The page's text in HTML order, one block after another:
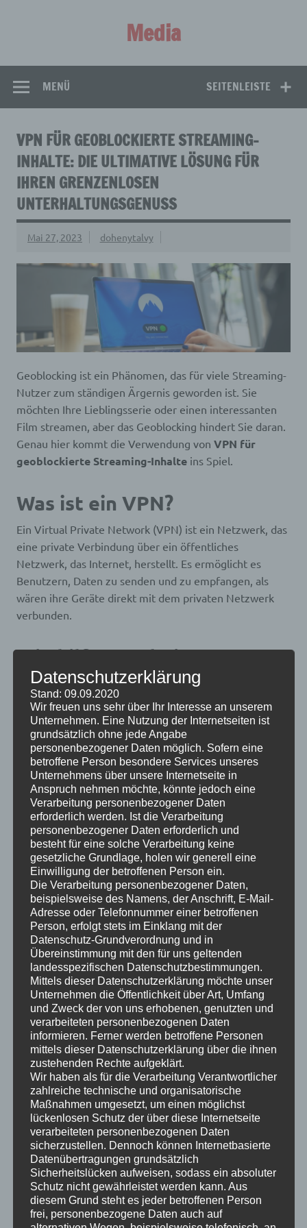
Media
SEITENLEISTE
MENÜ
VPN FÜR GEOBLOCKIERTE STREAMING-
INHALTE: DIE ULTIMATIVE LÖSUNG FÜR
IHREN GRENZENLOSEN
UNTERHALTUNGSGENUSS
Mai 27, 2023 dohenytalvy
Geoblocking ist ein Phänomen, das für viele Streaming-
Nutzer zum ständigen Ärgernis geworden ist. Sie
möchten Ihre Lieblingsserie oder einen interessanten
Film streamen, aber das Geoblocking hindert Sie daran.
Genau hier kommt die Verwendung von VPN für
geoblockierte Streaming-Inhalte ins Spiel.
Was ist ein VPN?
Ein Virtual Private Network (VPN) ist ein Netzwerk, das
eine private Verbindung über ein öffentliches
Netzwerk, das Internet, herstellt. Es ermöglicht es
Benutzern, Daten zu senden und zu empfangen, als
wären ihre Geräte direkt mit dem privaten Netzwerk
verbunden.
Wie hilft VPN beim
Streaming geoblockierter
Inhalte?
VPNs sind dafür bekannt, die Online-Privatsphäre und -
Sicherheit zu verbessern, aber sie können auch nützlich
sein, um geoblockierte Streaming-Inhalte zu
entsperren. Beim Verbinden zu einem VPN wird Ihre IP-
Adresse durch die IP-Adresse des VPN-Servers ersetzt,
wodurch Sie anonym bleiben und es so aussehen lässt,
als ob Sie sich an einem anderen Standort befinden.
Warum VPN für
geoblockierte Streaming-
Inhalte verwenden?
Durch den Einsatz eines VPN können Sie die
geographischen Einschränkungen von Streaming-
Plattformen wie Netflix, Amazon Prime, Hulu und
vielen mehr umgehen. Egal, ob Sie sich auf
Geschäftsreise, im Urlaub oder einfach nur in einem
Land befinden, das bestimmte Inhalte nicht streamen
darf, mit einem VPN können Sie weiterhin auf Ihre
Lieblingsinhalte zugreifen.
FAQs
1. Kann die Verwendung eines VPN meine
Internetgeschwindigkeit beeinträchtigen?
Die Verwendung eines VPN kann Ihre
Internetgeschwindigkeit leicht beeinträchtigen, da Ihre
Daten einen zusätzlichen Weg über den VPN-Server
nehmen müssen. Allerdings sind die meisten
Datenschutzerklärung
Stand: 09.09.2020
Wir freuen uns sehr über Ihr Interesse an unserem
Unternehmen. Eine Nutzung der Internetseiten ist
grundsätzlich ohne jede Angabe
personenbezogener Daten möglich. Sofern eine
betroffene Person besondere Services unseres
Unternehmens über unsere Internetseite in
Anspruch nehmen möchte, könnte jedoch eine
Verarbeitung personenbezogener Daten
erforderlich werden. Ist die Verarbeitung
personenbezogener Daten erforderlich und
besteht für eine solche Verarbeitung keine
gesetzliche Grundlage, holen wir generell eine
Einwilligung der betroffenen Person ein.
Die Verarbeitung personenbezogener Daten,
beispielsweise des Namens, der Anschrift, E-Mail-
Adresse oder Telefonnummer einer betroffenen
Person, erfolgt stets im Einklang mit der
Datenschutz-Grundverordnung und in
Übereinstimmung mit den für uns geltenden
landesspezifischen Datenschutzbestimmungen.
Mittels dieser Datenschutzerklärung möchte unser
Unternehmen die Öffentlichkeit über Art, Umfang
und Zweck der von uns erhobenen, genutzten und
verarbeiteten personenbezogenen Daten
informieren. Ferner werden betroffene Personen
mittels dieser Datenschutzerklärung über die ihnen
zustehenden Rechte aufgeklärt.
Wir haben als für die Verarbeitung Verantwortlicher
zahlreiche technische und organisatorische
Maßnahmen umgesetzt, um einen möglichst
lückenlosen Schutz der über diese Internetseite
verarbeiteten personenbezogenen Daten
sicherzustellen. Dennoch können Internetbasierte
Datenübertragungen grundsätzlich
Sicherheitslücken aufweisen, sodass ein absoluter
Schutz nicht gewährleistet werden kann. Aus
diesem Grund steht es jeder betroffenen Person
frei, personenbezogene Daten auch auf